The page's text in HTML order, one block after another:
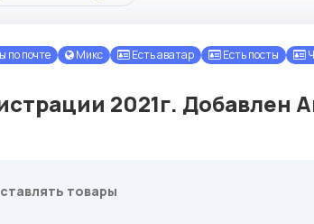
по почте Микс Есть аватар Есть посты
2021г. Добавлен
товары